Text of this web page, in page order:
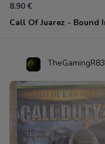
8.90 €
TheGamingR83